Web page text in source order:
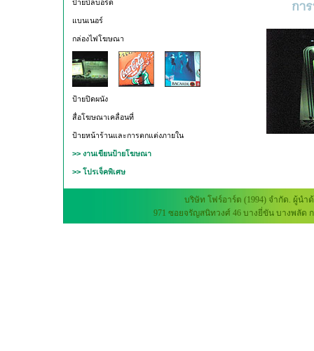
ป้ายบิลบอร์ด
แบนเนอร์
กล่องไฟโฆษณา
ป้ายปิดผนัง
สื่อโฆษณาเคลื่อนที่
ป้ายหน้าร้านและการตกแต่งภายใน
>> งานเขียนป้ายโฆษณา
>> โปรเจ็คพิเศษ
บริษัท โฟร์อาร์ต (1994) จำกัด. ผู้
971 ซอยจรัญสนิทวงศ์ 46 บางยี่ขัน บางพลัด กรุ